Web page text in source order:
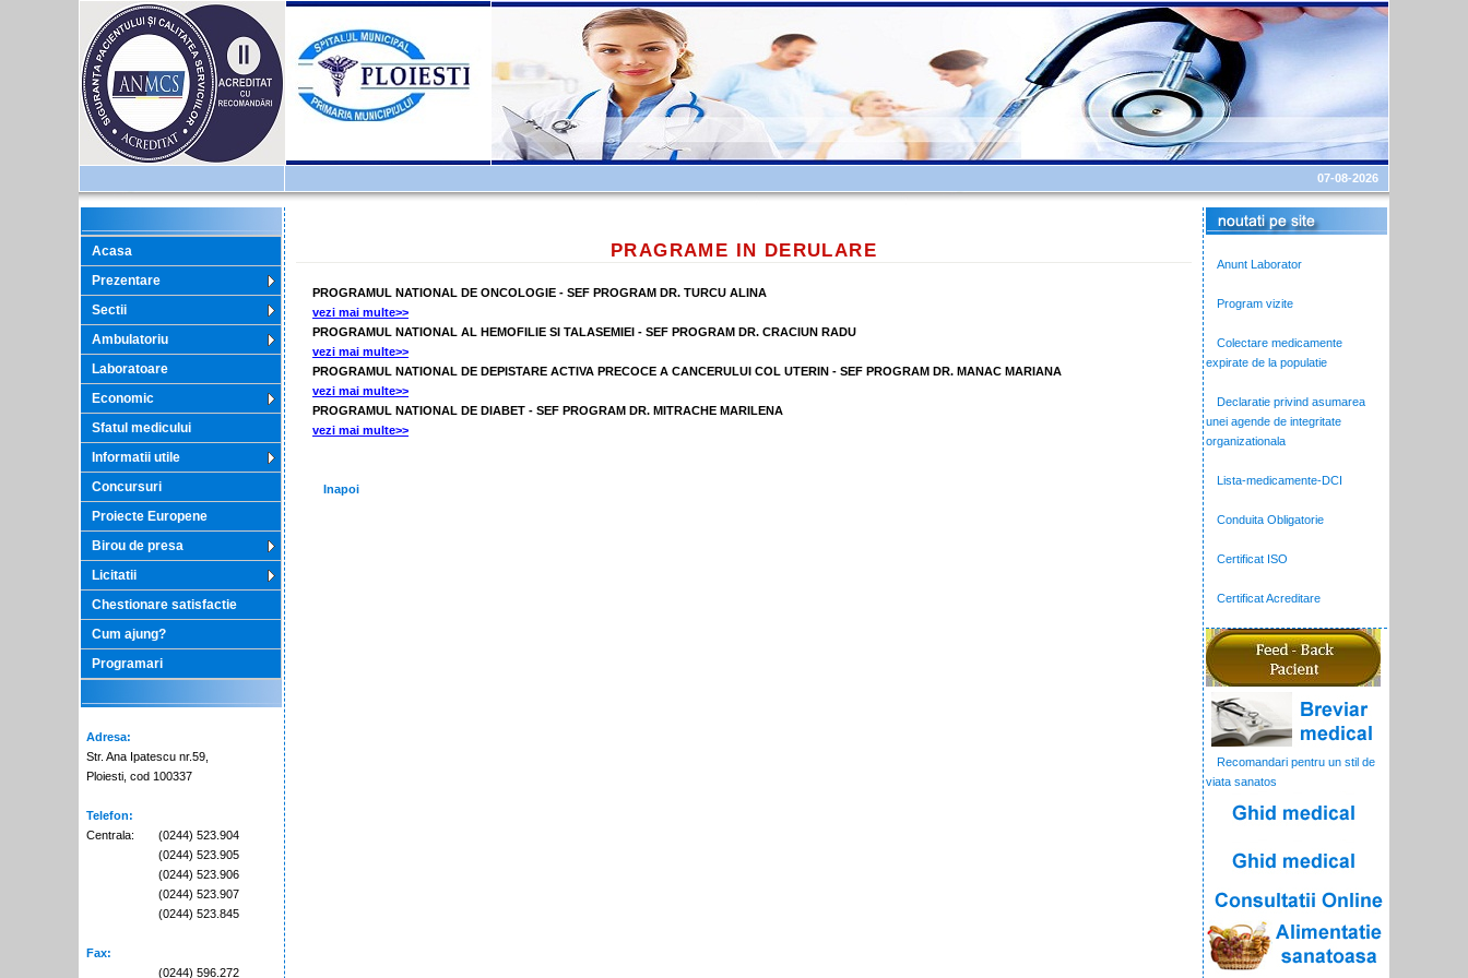
07-08-2026
Acasa
Prezentare
Sectii
Ambulatoriu
Laboratoare
Economic
Sfatul medicului
Informatii utile
Concursuri
Proiecte Europene
Birou de presa
Licitatii
Chestionare satisfactie
Cum ajung?
Programari
Adresa:
Str. Ana Ipatescu nr.59,
Ploiesti, cod 100337
Telefon:
Centrala:
(0244) 523.904
(0244) 523.905
(0244) 523.906
(0244) 523.907
(0244) 523.845
Fax:
(0244) 596.272
PRAGRAME IN DERULARE
PROGRAMUL NATIONAL DE ONCOLOGIE - SEF PROGRAM DR. TURCU ALINA
vezi mai multe>>
PROGRAMUL NATIONAL AL HEMOFILIE SI TALASEMIEI - SEF PROGRAM DR. CRACIUN RADU
vezi mai multe>>
PROGRAMUL NATIONAL DE DEPISTARE ACTIVA PRECOCE A CANCERULUI COL UTERIN - SEF PROGRAM DR. MANAC MARIANA
vezi mai multe>>
PROGRAMUL NATIONAL DE DIABET - SEF PROGRAM DR. MITRACHE MARILENA
vezi mai multe>>
Inapoi
Anunt Laborator
Program vizite
Colectare medicamente
expirate de la populatie
Declaratie privind asumarea
unei agende de integritate
organizationala
Lista-medicamente-DCI
Conduita Obligatorie
Certificat ISO
Certificat Acreditare
Recomandari pentru un stil de
viata sanatos